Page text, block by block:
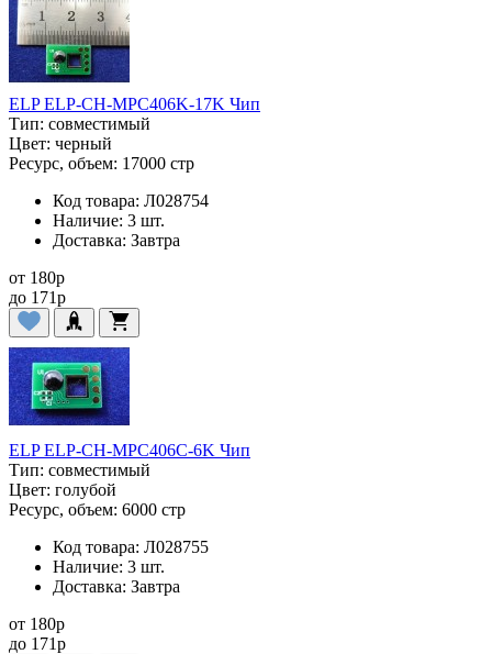
ELP ELP-CH-MPC406K-17K Чип
Тип: совместимый
Цвет: черный
Ресурс, объем: 17000 стр
Код товара: Л028754
Наличие: 3 шт.
Доставка: Завтра
от 180p
до 171p
ELP ELP-CH-MPC406C-6K Чип
Тип: совместимый
Цвет: голубой
Ресурс, объем: 6000 стр
Код товара: Л028755
Наличие: 3 шт.
Доставка: Завтра
от 180p
до 171p